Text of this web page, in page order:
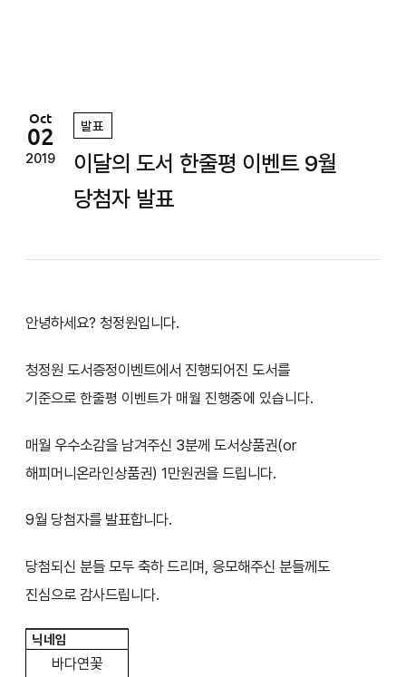
Oct
02
2019
발표
이달의 도서 한줄평 이벤트 9월
당첨자 발표
안녕하세요? 청정원입니다.
청정원 도서증정이벤트에서 진행되어진 도서를
기준으로 한줄평 이벤트가 매월 진행중에 있습니다.
매월 우수소감을 남겨주신 3분께 도서상품권(or
해피머니온라인상품권) 1만원권을 드립니다.
9월 당첨자를 발표합니다.
당첨되신 분들 모두 축하 드리며, 응모해주신 분들께도
진심으로 감사드립니다.
닉네임
바다연꽃